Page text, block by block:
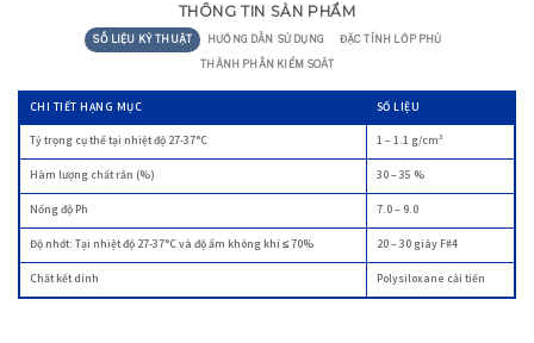
THÔNG TIN SẢN PHẨM
SỐ LIỆU KỸ THUẬT HƯỚNG DẪN SỬ DỤNG ĐẶC TÍNH LỚP PHỦ
THÀNH PHẦN KIỂM SOÁT
CHI TIẾT HẠNG MỤC
SỐ LIỆU
Tỷ trọng cụ thể tại nhiệt độ 27-37°C
1 – 1.1 g/cm³
Hàm lượng chất rắn (%) 30 – 35 %
Nồng độ Ph 7.0 – 9.0
Độ nhớt: Tại nhiệt độ 27-37°C và độ ẩm không khí ≤ 70% 20 – 30 giây F#4
Chất kết dính Polysiloxane cải tiến